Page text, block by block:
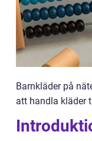
Barnkläder på
att handla kläder